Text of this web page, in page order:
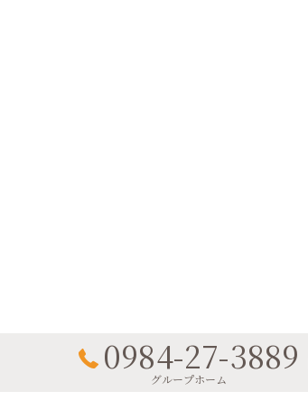
0984-27-3889
グループホーム